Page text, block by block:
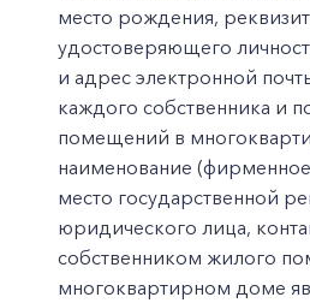
место рождения,
удостоверяющего
и адрес электронной
каждого собственника и
помещений в
наименование
место государственной
юридического лица,
собственником жилого
многоквартирном доме